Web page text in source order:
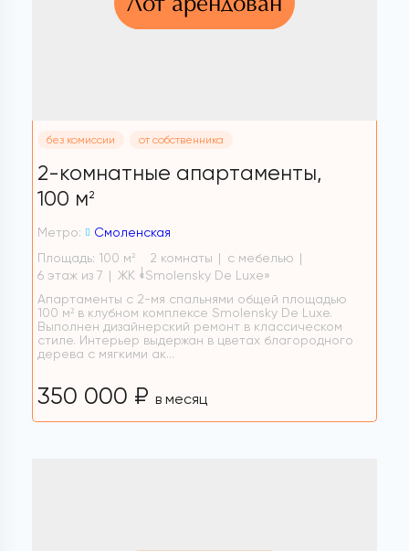
без комиссии от собственника
2-комнатные апартаменты,
100 м2
Метро:
Смоленская
Площадь: 100 м 2 2 комнаты
с мебелью
6 этаж из 7
ЖК «Smolensky De Luxe»
Апартаменты с 2-мя спальнями общей площадью
100 м² в клубном комплексе Smolensky De Luxe.
Выполнен дизайнерский ремонт в классическом
стиле. Интерьер выдержан в цветах благородного
дерева с мягкими ак...
350 000 ₽ в месяц